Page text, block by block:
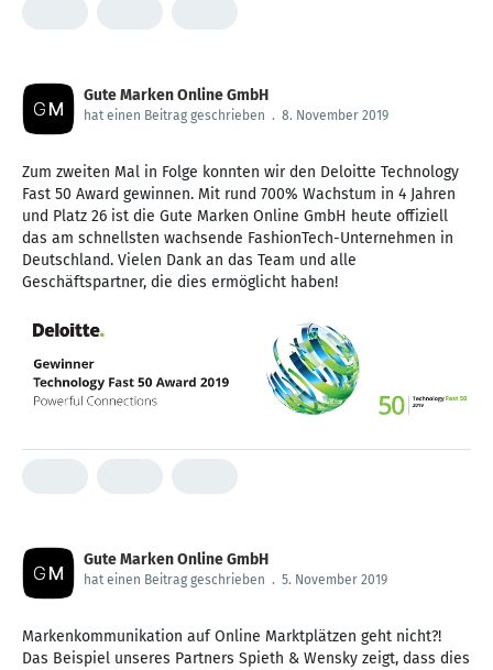
Gute Marken Online GmbH
hat einen Beitrag geschrieben . 8. November 2019
Zum zweiten Mal in Folge konnten wir den Deloitte Technology
Fast 50 Award gewinnen. Mit rund 700% Wachstum in 4 Jahren
und Platz 26 ist die Gute Marken Online GmbH heute offiziell
das am schnellsten wachsende FashionTech-Unternehmen in
Deutschland. Vielen Dank an das Team und alle
Geschäftspartner, die dies ermöglicht haben!
Gute Marken Online GmbH
hat einen Beitrag geschrieben . 5. November 2019
Markenkommunikation auf Online Marktplätzen geht nicht?!
Das Beispiel unseres Partners Spieth & Wensky zeigt, dass dies